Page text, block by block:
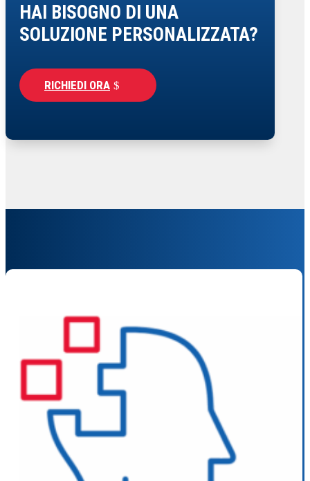
HAI BISOGNO DI UNA
SOLUZIONE PERSONALIZZATA?
RICHIEDI ORA